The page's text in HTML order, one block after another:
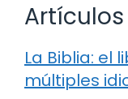
Artículos
La Biblia: el
múltiples